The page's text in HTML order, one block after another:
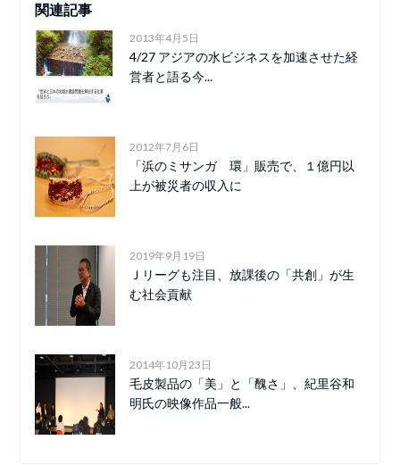
関連記事
2013年4月5日
4/27 アジアの水ビジネスを加速させた経
営者と語る今...
2012年7月6日
「浜のミサンガ 環」販売で、１億円以
上が被災者の収入に
2019年9月19日
Ｊリーグも注目、放課後の「共創」が生
む社会貢献
2014年10月23日
毛皮製品の「美」と「醜さ」、紀里谷和
明氏の映像作品一般...